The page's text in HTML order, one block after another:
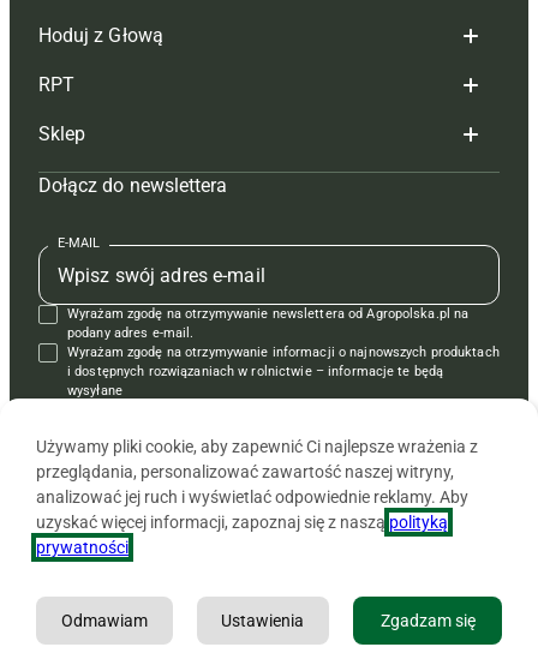
Redakcja
Reklama
Tagi
Mapa serwisu
Kontakt
Regulamin
Polityka prywatności
Hoduj z Głową
Hoduj z głową bydło
Hoduj z głową świnie
Prenumerata
Redakcja
Kontakt
Reklama
RPT
Redakcja
Prenumerata
Reklama
Kontakt
Krzyżówki
Sklep
Czasopisma i prenumerata
Książki
Regulamin
Dołącz do newslettera
E-MAIL
Wyrażam zgodę na otrzymywanie newslettera od Agropolska.pl na
podany adres e-mail.
Wyrażam zgodę na otrzymywanie informacji o najnowszych produktach
i dostępnych rozwiązaniach w rolnictwie – informacje te będą
wysyłane
Copyright © 2026 Agencja Promocji Rolnictwa i Agrobiznesu APRA
Używamy pliki cookie, aby zapewnić Ci najlepsze wrażenia z
przeglądania, personalizować zawartość naszej witryny,
analizować jej ruch i wyświetlać odpowiednie reklamy. Aby
uzyskać więcej informacji, zapoznaj się z naszą polityką
prywatności
Zgadzam się
Ustawienia
Odmawiam